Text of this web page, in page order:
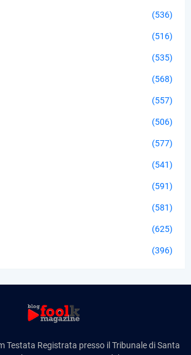
(536)
(516)
(535)
(568)
(557)
(506)
(577)
(541)
(591)
(581)
(625)
(396)
Testata Registrata presso il Tribunale di Santa